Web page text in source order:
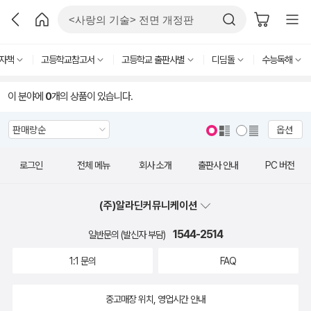
책 고등학교참고서 고등학교 출판사별 디딤돌 수능독해
이 분야에 0개의 상품이 있습니다.
옵션
로그인 전체 메뉴 회사 소개 출판사 안내 PC 버전
(주)알라딘커뮤니케이션
일반문의 (발신자 부담) 1544-2514
1:1 문의 FAQ
중고매장 위치, 영업시간 안내